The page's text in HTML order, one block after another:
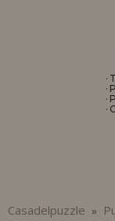
·
·
·
·
Casadelpuzzle »